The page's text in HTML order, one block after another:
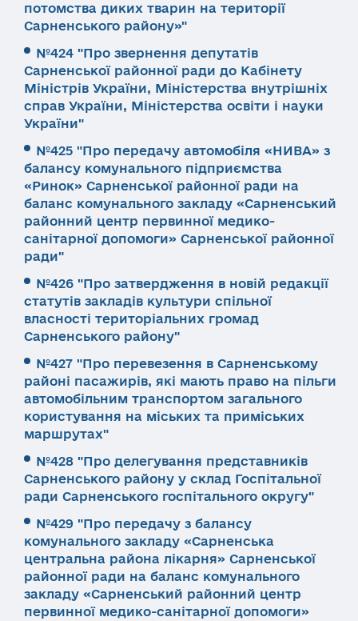
потомства диких тварин на території
Сарненського району»"
№424 "Про звернення депутатів
Сарненської районної ради до Кабінету
Міністрів України, Міністерства внутрішніх
справ України, Міністерства освіти і науки
України"
№425 "Про передачу автомобіля «НИВА» з
балансу комунального підприємства
«Ринок» Сарненської районної ради на
баланс комунального закладу «Сарненський
районний центр первинної медико-
санітарної допомоги» Сарненської районної
ради"
№426 "Про затвердження в новій редакції
статутів закладів культури спільної
власності територіальних громад
Сарненського району"
№427 "Про перевезення в Сарненському
районі пасажирів, які мають право на пільги
автомобільним транспортом загального
користування на міських та приміських
маршрутах"
№428 "Про делегування представників
Сарненського району у склад Госпітальної
ради Сарненського госпітального округу"
№429 "Про передачу з балансу
комунального закладу «Сарненська
центральна района лікарня» Сарненської
районної ради на баланс комунального
закладу «Сарненський районний центр
первинної медико-санітарної допомоги»